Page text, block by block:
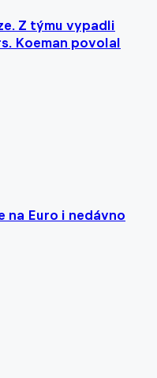
Z týmu vypadli
Koeman povolal
na Euro i nedávno